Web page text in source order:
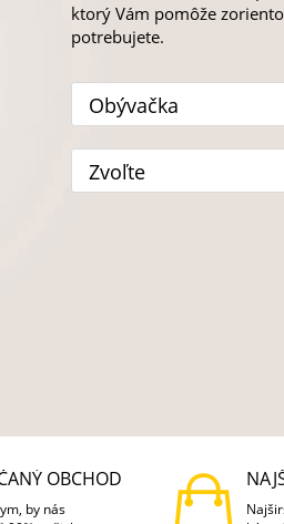
ktorý Vám pomôže
potrebujete.
OBCHOD
by nás